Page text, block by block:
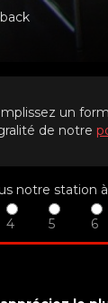
un
de notre
notre station
4 5 6